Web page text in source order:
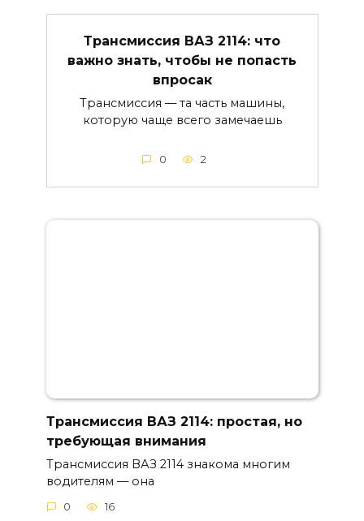
Трансмиссия ВАЗ 2114: что
важно знать, чтобы не попасть
впросак
Трансмиссия — та часть машины,
которую чаще всего замечаешь
0 2
Трансмиссия ВАЗ 2114: простая, но
требующая внимания
Трансмиссия ВАЗ 2114 знакома многим
водителям — она
0 16